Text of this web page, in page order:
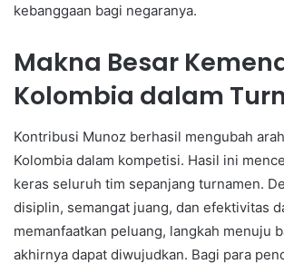
kebanggaan bagi negaranya.
Makna Besar
Kolombia dalam
Kontribusi Munoz berhasil mengubah
Kolombia dalam kompetisi. Hasil ini
keras seluruh tim sepanjang turnamen.
disiplin, semangat juang, dan efektivitas
memanfaatkan peluang, langkah menuju
akhirnya dapat diwujudkan. Bagi para